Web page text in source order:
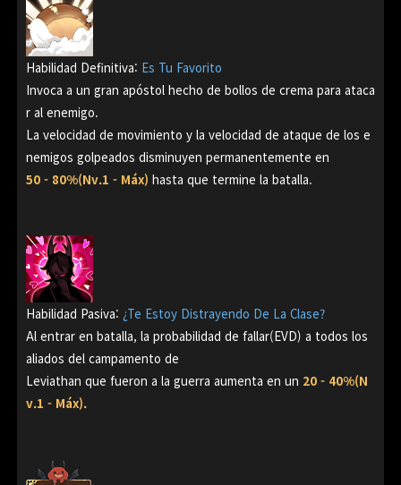
Habilidad Definitiva: Es Tu Favorito
Invoca a un gran apóstol hecho de bollos de crema para ataca
r al enemigo.
La velocidad de movimiento y la velocidad de ataque de los e
nemigos golpeados disminuyen permanentemente en
50 - 80%(Nv.1 - Máx) hasta que termine la batalla.
Habilidad Pasiva: ¿Te Estoy Distrayendo De La Clase?
Al entrar en batalla, la probabilidad de fallar(EVD) a todos los
aliados del campamento de
Leviathan que fueron a la guerra aumenta en un 20 - 40%(N
v.1 - Máx).